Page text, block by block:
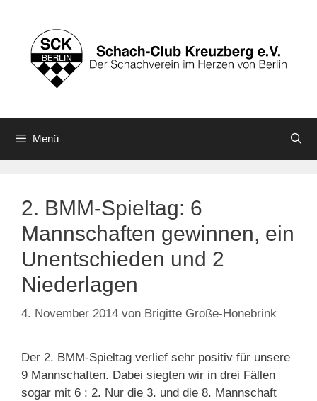
springen
Menü
2. BMM-Spieltag: 6
Mannschaften gewinnen, ein
Unentschieden und 2
Niederlagen
4. November 2014 von Brigitte Große-Honebrink
Der 2. BMM-Spieltag verlief sehr positiv für unsere
9 Mannschaften. Dabei siegten wir in drei Fällen
sogar mit 6 : 2. Nur die 3. und die 8. Mannschaft